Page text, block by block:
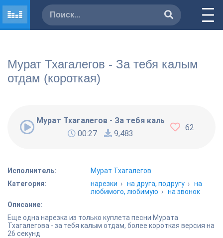
Мурат Тхагалегов - За тебя калым
отдам (короткая)
Мурат Тхагалегов - За тебя калым отдам
00:27
9,483
62
Исполнитель:
Мурат Тхагалегов
Категория:
нарезки ›на друга, подругу ›на
любимого, любимую ›на звонок
Описание:
Еще одна нарезка из только куплета песни Мурата
Тхагалегова - за тебя калым отдам, более короткая версия на
26 секунд